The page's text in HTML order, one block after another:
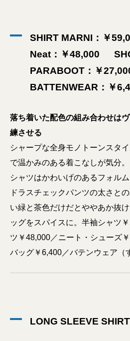
SHIRT MARNI：￥
Neat：￥48,000
PARABOOT：￥
BATTENWEAR：￥
落ち着いた配色の組み合わせは
練させる
シャープな全身モノトーンスタ
で温かみのある着こなしが気分
シャツはかわいげのあるフォル
ドラスチェックパンツの太さと
い緑と茶色だけだとややあか抜
ッグをスパイスに。半袖シャツ
ツ￥48,000／ニート・シューズ
バッグ￥6,400／バテンウェア（
LONG SLEEVE